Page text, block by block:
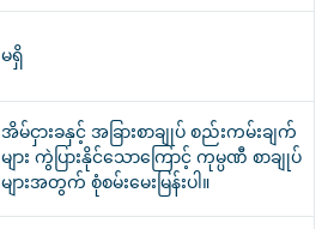
မရှိ
အိမ်ငှားခနှင့် အခြားစာချုပ် စည်းကမ်းချက်
များ ကွဲပြားနိုင်သောကြောင့် ကုမ္ပဏီ စာချုပ်
များအတွက် စုံစမ်းမေးမြန်းပါ။